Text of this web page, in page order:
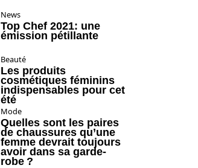
News
Top Chef 2021: une
émission pétillante
Beauté
Les produits
cosmétiques féminins
indispensables pour cet
été
Mode
Quelles sont les paires
de chaussures qu’une
femme devrait toujours
avoir dans sa garde-
robe ?